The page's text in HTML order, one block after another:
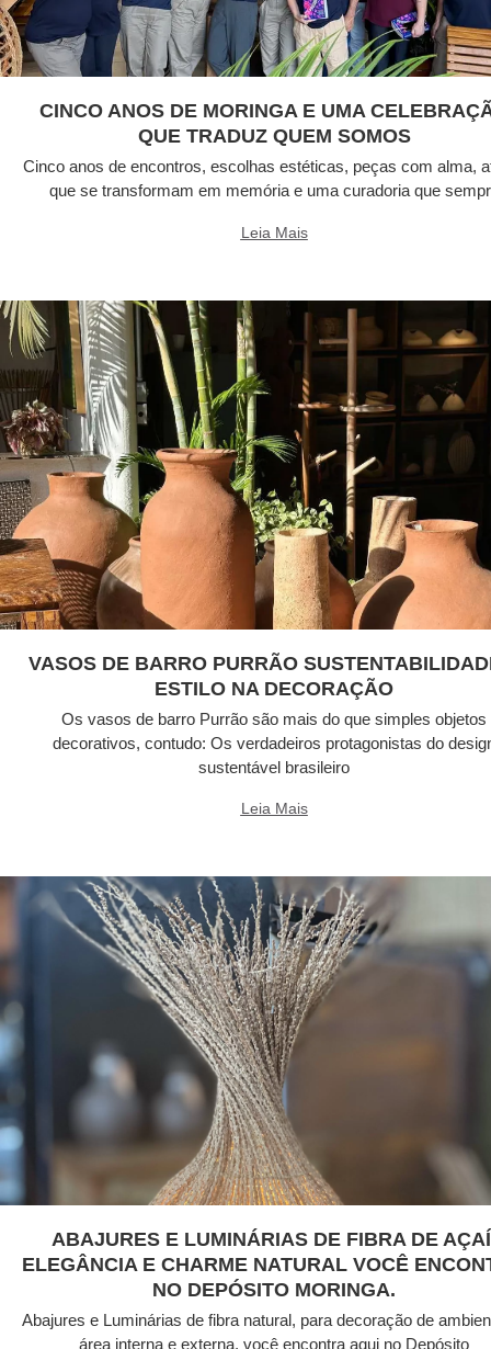
CINCO ANOS DE MORINGA E UMA
QUE TRADUZ QUEM SOMOS
Cinco anos de encontros, escolhas estéticas, peças com alma,
que se transformam em memória e uma curadoria que
Leia Mais
VASOS DE BARRO PURRÃO
ESTILO NA DECORAÇÃO
Os vasos de barro Purrão são mais do que simples objetos
decorativos, contudo: Os verdadeiros protagonistas do
sustentável brasileiro
Leia Mais
ABAJURES E LUMINÁRIAS DE FIBRA DE
ELEGÂNCIA E CHARME NATURAL VOCÊ
NO DEPÓSITO MORINGA.
Abajures e Luminárias de fibra natural, para decoração de
área interna e externa, você encontra aqui no Depósito